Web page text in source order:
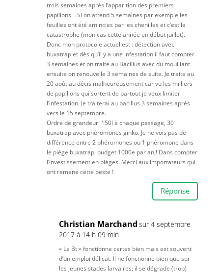
trois semaines après l’apparition des premiers
papillons. . Si on attend 5 semaines par exemple les
feuilles ont été amincies par les chenilles et c’est la
catastrophe (mon cas cette année en début juillet).
Donc mon protocole actuel est : détection avec
buxatrap et dès qu’il y a une infestation il faut compter
3 semaines et on traite au Bacillus avec du mouillant
ensuite on renouvelle 3 semaines de suite. Je traite au
20 août au décis malheureusement car vu les milliers
de papillons qui sortent de partout je veux limiter
l’infestation. Je traiterai au bacillus 3 semaines après
vers le 15 septembre.
Ordre de grandeur: 150l à chaque passage, 30
buxatrap avec phéromones ginko. Je ne vois pas de
différence entre 2 phéromones ou 1 phéromone dans
le piège buxatrap. budget 1000e par an,! Dans compter
l’investissement en pièges. Merci aux importateurs qui
ont ramené cette peste !
Réponse
Christian Marchand sur 4 septembre
2017 à 14 h 09 min
« Le Bt » fonctionne certes bien mais est souvent
d’un emploi délicat. Il ne fonctionne bien que sur
les jeunes stades larvaires; il se dégrade (trop)